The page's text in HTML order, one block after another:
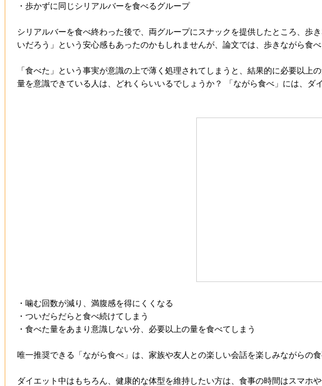
・歩かずに同じシリアルバーを食べるグループ
シリアルバーを食べ終わった後で、両グループにスナックを提供したところ、
いだろう」という安心感もあったのかもしれませんが、論文では、歩きながら食
「食べた」という事実が意識の上で薄く処理されてしまうと、結果的に必要以
量を意識できている人は、どれくらいいるでしょうか？ 「ながら食べ」には、ダ
・噛む回数が減り、満腹感を得にくくなる
・ついだらだらと食べ続けてしまう
・食べた量をあまり意識しない分、必要以上の量を食べてしまう
唯一推奨できる「ながら食べ」は、家族や友人との楽しい会話を楽しみながらの
ダイエット中はもちろん、健康的な体型を維持したい方は、食事の時間はスマホ